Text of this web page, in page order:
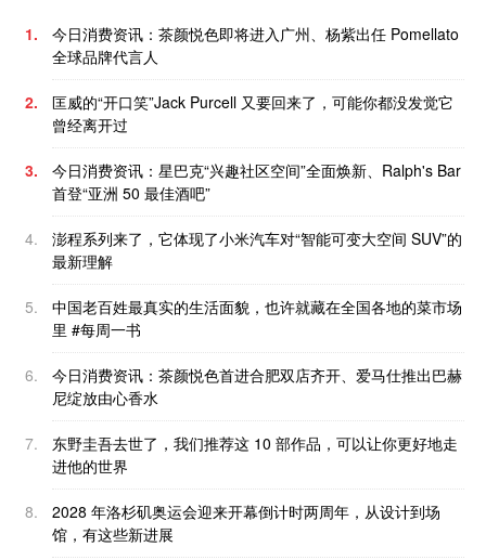
1.
今日消费资讯：茶颜悦色即将进入广州、杨紫出任 Pomellato
全球品牌代言人
2.
匡威的“开口笑”Jack Purcell 又要回来了，可能你都没发觉它
曾经离开过
3.
今日消费资讯：星巴克“兴趣社区空间”全面焕新、Ralph's Bar
首登“亚洲 50 最佳酒吧”
4.
澎程系列来了，它体现了小米汽车对“智能可变大空间 SUV”的
最新理解
5.
中国老百姓最真实的生活面貌，也许就藏在全国各地的菜市场
里 #每周一书
6.
今日消费资讯：茶颜悦色首进合肥双店齐开、爱马仕推出巴赫
尼绽放由心香水
7.
东野圭吾去世了，我们推荐这 10 部作品，可以让你更好地走
进他的世界
8.
2028 年洛杉矶奥运会迎来开幕倒计时两周年，从设计到场
馆，有这些新进展